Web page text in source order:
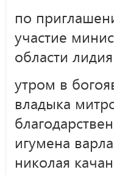
по
участие
области
утром в
владыка
игумена
николая